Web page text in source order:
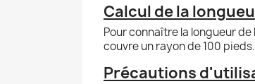
Calcul de la
Pour connaître la longueur
couvre un rayon de 100 pieds.
Précautions